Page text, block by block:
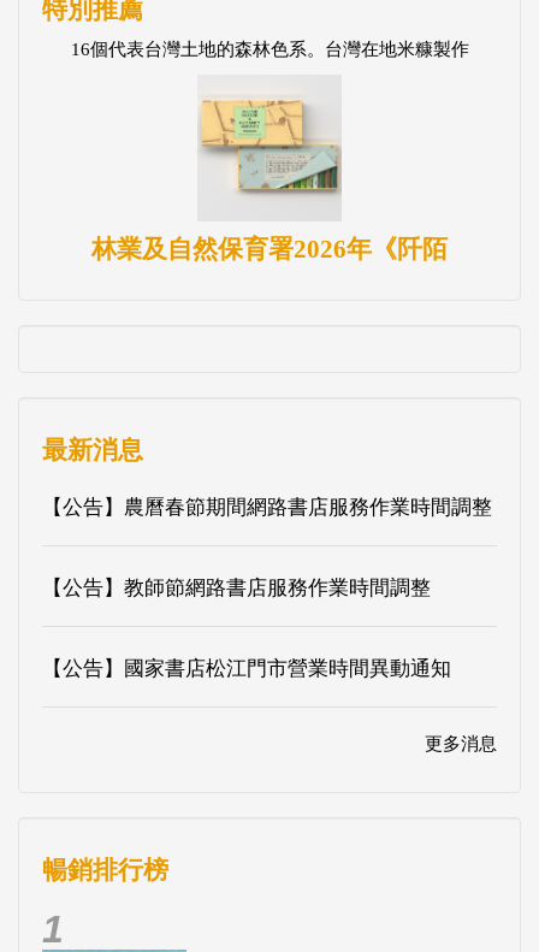
特別推薦
16個代表台灣土地的森林色系。台灣在地米糠製作
林業及自然保育署2026年《阡陌
最新消息
【公告】農曆春節期間網路書店服務作業時間調整
【公告】教師節網路書店服務作業時間調整
【公告】國家書店松江門市營業時間異動通知
更多消息
暢銷排行榜
1